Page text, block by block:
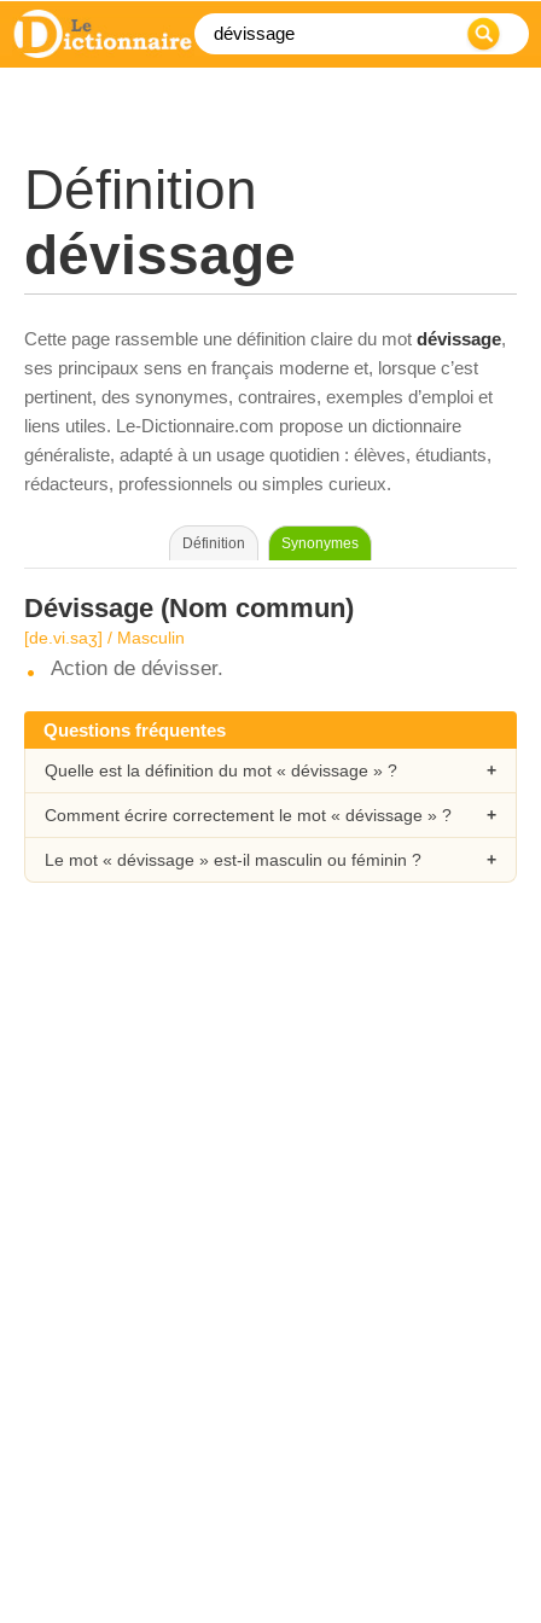
Définition
dévissage
Cette page rassemble une définition claire du mot dévissage,
ses principaux sens en français moderne et, lorsque c’est
pertinent, des synonymes, contraires, exemples d’emploi et
liens utiles. Le-Dictionnaire.com propose un dictionnaire
généraliste, adapté à un usage quotidien : élèves, étudiants,
rédacteurs, professionnels ou simples curieux.
Définition Synonymes
Dévissage (Nom commun)
[de.vi.saʒ] / Masculin
Action de dévisser.
Questions fréquentes
Quelle est la définition du mot « dévissage » ?
Comment écrire correctement le mot « dévissage » ?
Le mot « dévissage » est-il masculin ou féminin ?